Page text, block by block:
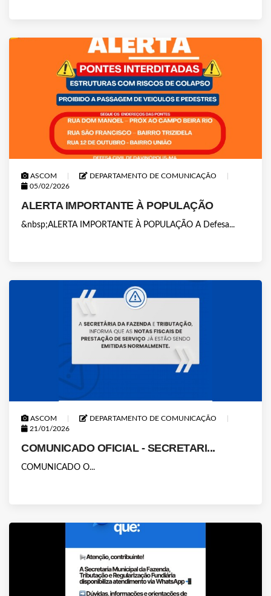
ASCOM
DEPARTAMENTO DE COMUNICAÇÃO
05/02/2026
ALERTA IMPORTANTE À POPULAÇÃO
&nbsp;ALERTA IMPORTANTE À POPULAÇÃO A Defesa...
ASCOM
DEPARTAMENTO DE COMUNICAÇÃO
21/01/2026
COMUNICADO OFICIAL - SECRETARI...
COMUNICADO O...